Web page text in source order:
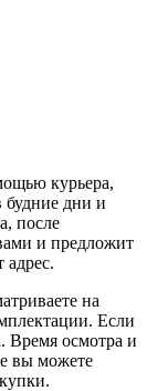
курьера,
будние дни и
после
и предложит
адрес.
на
Если
Время осмотра и
вы можете